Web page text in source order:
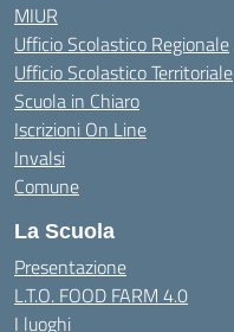
MIUR
Ufficio Scolastico Regionale
Ufficio Scolastico Territoriale
Scuola in Chiaro
Iscrizioni On Line
Invalsi
Comune
La Scuola
Presentazione
L.T.O. FOOD FARM 4.0
I luoghi